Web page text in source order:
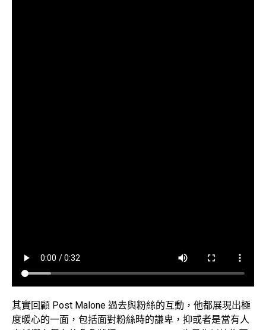
其實回顧 Post Malone 過去與粉絲的互動，他都展現出極
度暖心的一面，包括面對粉絲時的謙卑，抑或者是當有人